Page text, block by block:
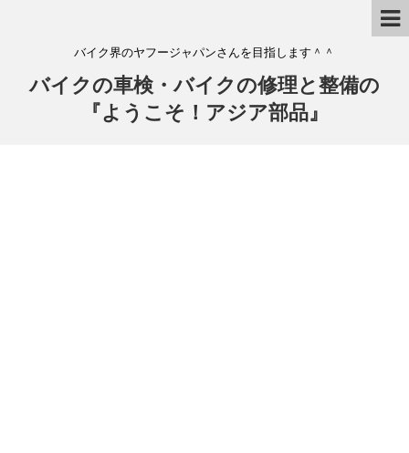
バイク界のヤフージャパンさんを目指します＾＾
バイクの車検・バイクの修理と整備の
『ようこそ！アジア部品』